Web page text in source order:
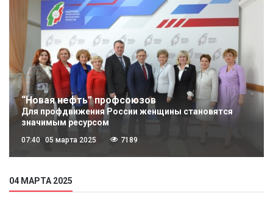
“Новая нефть” профсоюзов
Для профдвижения России женщины становятся
значимым ресурсом
07:40 05 марта 2025 7189
04 МАРТА 2025